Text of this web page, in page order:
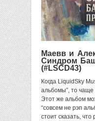
Маевв и
Синдром
(#LSCD43)
Когда LiquidSky
альбомы”, то чаще
Этот же альбом
“совсем не рэп
стоит сказать, что